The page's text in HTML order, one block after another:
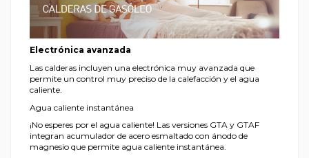
Electrónica avanzada
Las calderas incluyen una electrónica muy avanzada que
permite un control muy preciso de la calefacción y el agua
caliente.
Agua caliente instantánea
¡No esperes por el agua caliente! Las versiones GTA y GTAF
integran acumulador de acero esmaltado con ánodo de
magnesio que permite agua caliente instantánea.